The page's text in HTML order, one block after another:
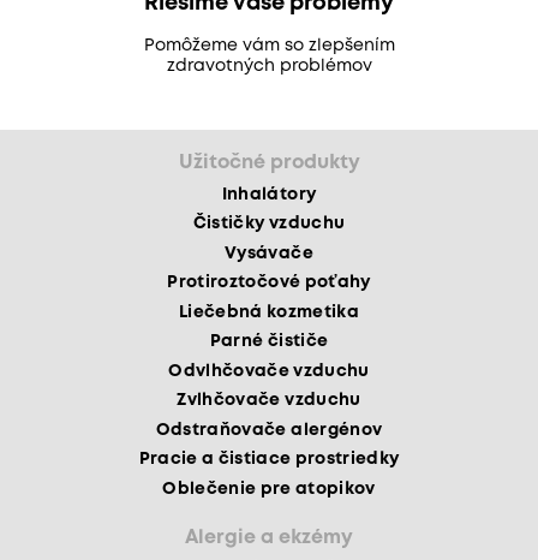
Pomôžeme vám so zlepšením
zdravotných problémov
Užitočné produkty
Inhalátory
Čističky vzduchu
Vysávače
Protiroztočové poťahy
Liečebná kozmetika
Parné čističe
Odvlhčovače vzduchu
Zvlhčovače vzduchu
Odstraňovače alergénov
Pracie a čistiace prostriedky
Oblečenie pre atopikov
Alergie a ekzémy